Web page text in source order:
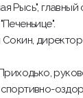
Рысь", главный